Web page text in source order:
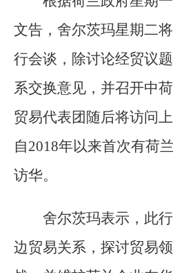
文告，舍尔茨玛星期二
行会谈，除讨论经贸议
系交换意见，并召开中
贸易代表团随后将访问
自2018年以来首次有荷
访华。
舍尔茨玛表示，此
边贸易关系，探讨贸易